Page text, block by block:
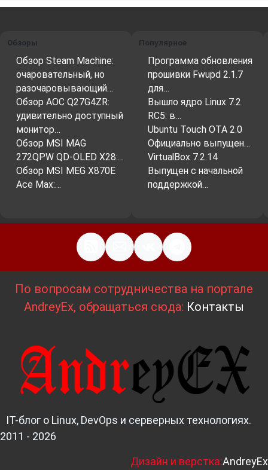
Обзоры
Обзор Steam Machine:
очаровательный, но
разочаровывающий…
Обзор AOC Q27G4ZR:
удивительно доступный
монитор…
Обзор MSI MAG
272QPW QD-OLED X28:…
Обзор MSI MEG X870E
Ace Max:…
Популярное
Программа обновления
прошивки Fwupd 2.1.7
для…
Вышло ядро ​​Linux 7.2
RC5: в…
Ubuntu Touch OTA 2.0
Официально выпущен…
VirtualBox 7.2.14
Выпущен с начальной
поддержкой…
По вопросам сотрудничества на портале
AndreyEx, обращаться сюда: Контакты
IT-блог о Linux, DevOps и серверных технологиях.
2011 - 2026
Дизайн и верстка:AndreyEx